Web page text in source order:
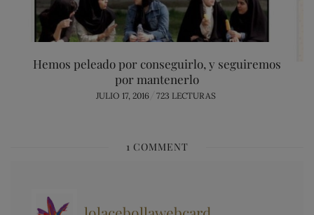
Hemos peleado por conseguirlo, y seguiremos
por mantenerlo
POSTED
JULIO 17, 2016 723 LECTURAS
1 COMMENT